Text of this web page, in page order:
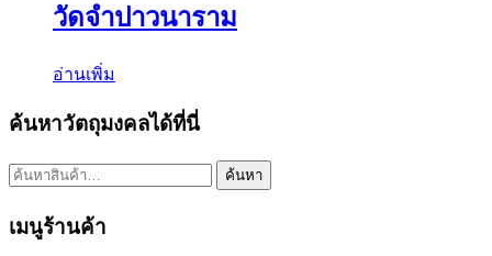
วัดจำปาวนาราม
อ่านเพิ่ม
ค้นหาวัตถุมงคลได้ที่นี่
ค้นหา: ค้นหา
เมนูร้านค้า